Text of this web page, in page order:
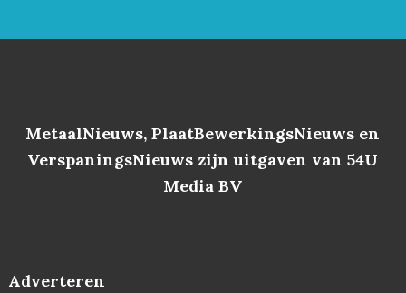
MetaalNieuws, PlaatBewerkingsNieuws en
VerspaningsNieuws zijn uitgaven van 54U
Media BV
Adverteren